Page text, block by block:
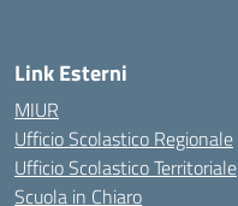
Link Esterni
MIUR
Ufficio Scolastico Regionale
Ufficio Scolastico Territoriale
Scuola in Chiaro